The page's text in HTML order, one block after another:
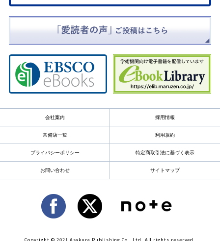
会社案内 採用情報
常備店一覧 利用規約
プライバシーポリシー 特定商取引法に基づく表示
お問い合わせ サイトマップ
Copyright © 2021 Asakura Publishing Co., Ltd. All rights reserved.